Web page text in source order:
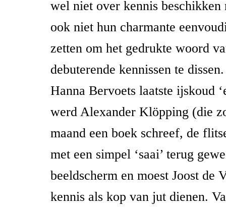
wel niet over kennis beschikken
ook niet hun charmante
zetten om het gedrukte woord
debuterende kennissen te
Hanna Bervoets laatste ijskoud
werd Alexander Klöpping (die
maand een boek schreef, de
met een simpel ‘saai’ terug
beeldscherm en moest Joost de
kennis als kop van jut dienen.